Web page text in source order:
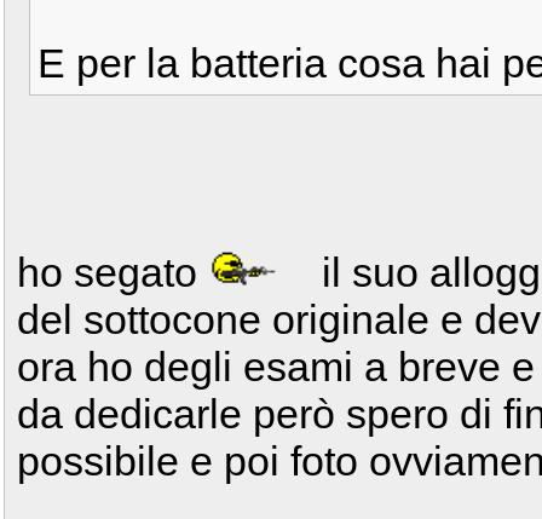
E per la batteria cosa hai
ho segato
il suo
del sottocone originale e
ora ho degli esami a breve
da dedicarle però spero di
possibile e poi foto